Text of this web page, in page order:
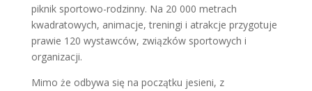
piknik sportowo-rodzinny. Na 20 000 metrach
kwadratowych, animacje, treningi i atrakcje przygotuje
prawie 120 wystawców, związków sportowych i
organizacji.
Mimo że odbywa się na początku jesieni, z